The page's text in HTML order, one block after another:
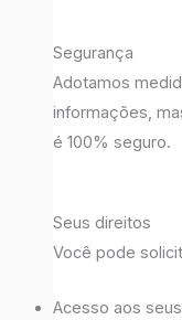
Segurança
Adotamos
informações,
é 100% seguro.
Seus direitos
Você pode
Acesso aos